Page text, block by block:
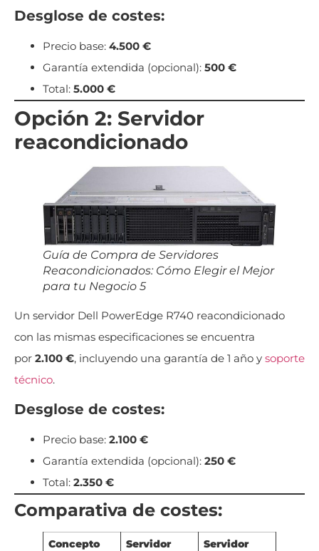
Desglose de costes:
Precio base: 4.500 €
Garantía extendida (opcional): 500 €
Total: 5.000 €
Opción 2: Servidor
reacondicionado
Guía de Compra de Servidores
Reacondicionados: Cómo Elegir el Mejor
para tu Negocio 5
Un servidor Dell PowerEdge R740 reacondicionado
con las mismas especificaciones se encuentra
por 2.100 €, incluyendo una garantía de 1 año y soporte
técnico.
Desglose de costes:
Precio base: 2.100 €
Garantía extendida (opcional): 250 €
Total: 2.350 €
Comparativa de costes:
Concepto
Servidor
Servidor